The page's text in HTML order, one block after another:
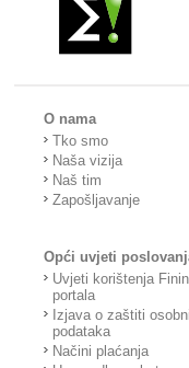
O nama
Tko smo
Naša vizija
Naš tim
Zapošljavanje
Opći uvjeti
Uvjeti korištenja
portala
Izjava o zaštiti
podataka
Načini plaćanja